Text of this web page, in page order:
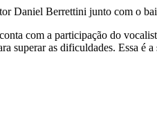
Daniel Berrettini junto com o
com a participação do
superar as dificuldades. Essa é